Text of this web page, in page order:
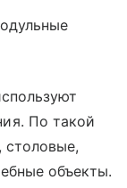
По такой
столовые,
объекты.